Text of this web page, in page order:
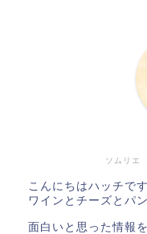
ソムリエ
こんにちはハッチで
ワインとチーズとパ
面白いと思った情報